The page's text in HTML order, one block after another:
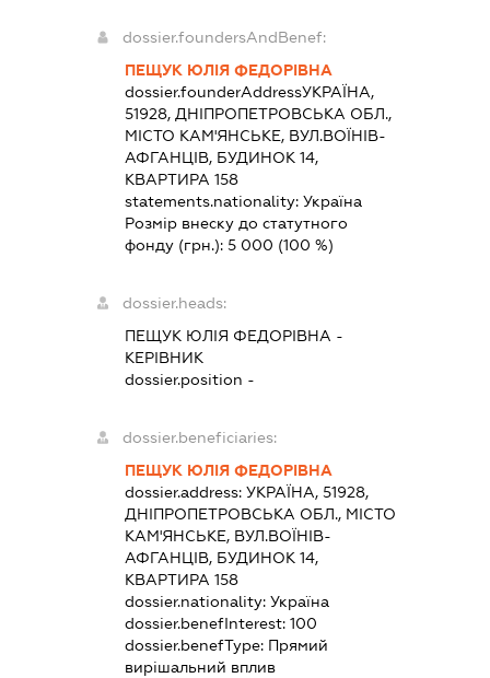
dossier.foundersAndBenef:
ПЕЩУК ЮЛІЯ ФЕДОРІВНА
dossier.founderAddressУКРАЇНА,
51928, ДНІПРОПЕТРОВСЬКА ОБЛ.,
МІСТО КАМ'ЯНСЬКЕ, ВУЛ.ВОЇНІВ-
АФГАНЦІВ, БУДИНОК 14,
КВАРТИРА 158
statements.nationality: Україна
Розмір внеску до статутного
фонду (грн.): 5 000 (100 %)
dossier.heads:
ПЕЩУК ЮЛІЯ ФЕДОРІВНА -
КЕРІВНИК
dossier.position -
dossier.beneficiaries:
ПЕЩУК ЮЛІЯ ФЕДОРІВНА
dossier.address: УКРАЇНА, 51928,
ДНІПРОПЕТРОВСЬКА ОБЛ., МІСТО
КАМ'ЯНСЬКЕ, ВУЛ.ВОЇНІВ-
АФГАНЦІВ, БУДИНОК 14,
КВАРТИРА 158
dossier.nationality: Україна
dossier.benefInterest: 100
dossier.benefType: Прямий
вирішальний вплив